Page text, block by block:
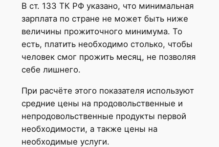
В ст. 133 ТК РФ указано, что минимальная
зарплата по стране не может быть ниже
величины прожиточного минимума. То
есть, платить необходимо столько, чтобы
человек смог прожить месяц, не позволяя
себе лишнего.
При расчёте этого показателя используют
средние цены на продовольственные и
непродовольственные продукты первой
необходимости, а также цены на
необходимые услуги.